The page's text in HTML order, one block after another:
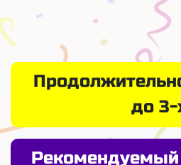
до 3-
Рекомендуемый